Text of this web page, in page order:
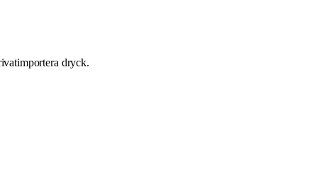
dryck.